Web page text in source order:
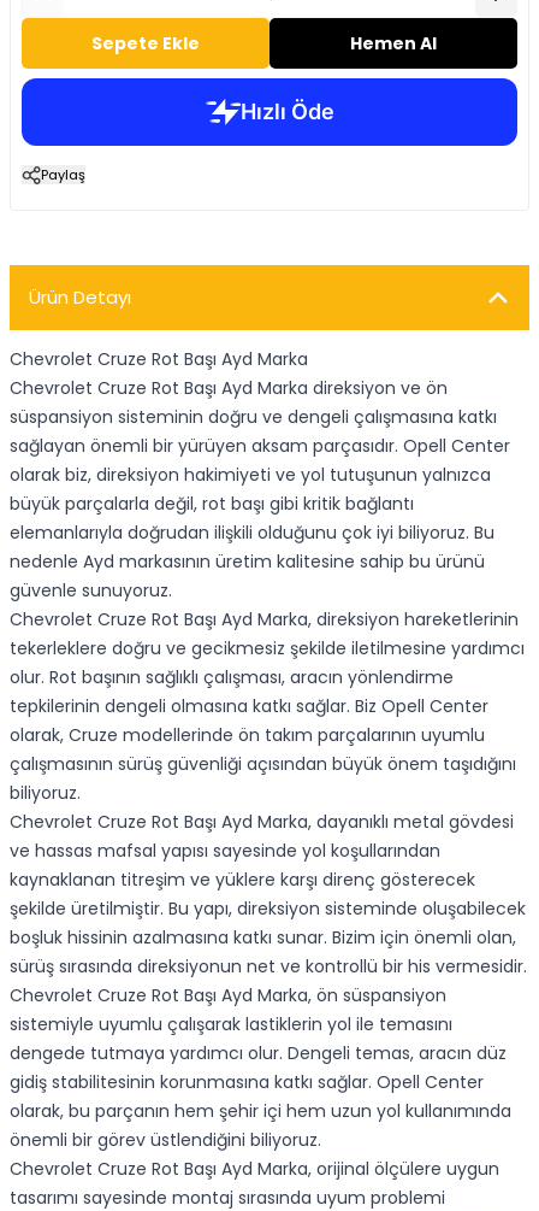
Sepete Ekle Hemen Al
Paylaş
Ürün Detayı
Chevrolet Cruze Rot Başı Ayd Marka
Chevrolet Cruze Rot Başı Ayd Marka direksiyon ve ön
süspansiyon sisteminin doğru ve dengeli çalışmasına katkı
sağlayan önemli bir yürüyen aksam parçasıdır. Opell Center
olarak biz, direksiyon hakimiyeti ve yol tutuşunun yalnızca
büyük parçalarla değil, rot başı gibi kritik bağlantı
elemanlarıyla doğrudan ilişkili olduğunu çok iyi biliyoruz. Bu
nedenle Ayd markasının üretim kalitesine sahip bu ürünü
güvenle sunuyoruz.
Chevrolet Cruze Rot Başı Ayd Marka, direksiyon hareketlerinin
tekerleklere doğru ve gecikmesiz şekilde iletilmesine yardımcı
olur. Rot başının sağlıklı çalışması, aracın yönlendirme
tepkilerinin dengeli olmasına katkı sağlar. Biz Opell Center
olarak, Cruze modellerinde ön takım parçalarının uyumlu
çalışmasının sürüş güvenliği açısından büyük önem taşıdığını
biliyoruz.
Chevrolet Cruze Rot Başı Ayd Marka, dayanıklı metal gövdesi
ve hassas mafsal yapısı sayesinde yol koşullarından
kaynaklanan titreşim ve yüklere karşı direnç gösterecek
şekilde üretilmiştir. Bu yapı, direksiyon sisteminde oluşabilecek
boşluk hissinin azalmasına katkı sunar. Bizim için önemli olan,
sürüş sırasında direksiyonun net ve kontrollü bir his vermesidir.
Chevrolet Cruze Rot Başı Ayd Marka, ön süspansiyon
sistemiyle uyumlu çalışarak lastiklerin yol ile temasını
dengede tutmaya yardımcı olur. Dengeli temas, aracın düz
gidiş stabilitesinin korunmasına katkı sağlar. Opell Center
olarak, bu parçanın hem şehir içi hem uzun yol kullanımında
önemli bir görev üstlendiğini biliyoruz.
Chevrolet Cruze Rot Başı Ayd Marka, orijinal ölçülere uygun
tasarımı sayesinde montaj sırasında uyum problemi